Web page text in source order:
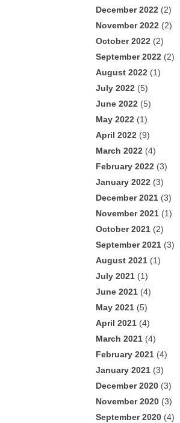
December 2022 (2)
November 2022 (2)
October 2022 (2)
September 2022 (2)
August 2022 (1)
July 2022 (5)
June 2022 (5)
May 2022 (1)
April 2022 (9)
March 2022 (4)
February 2022 (3)
January 2022 (3)
December 2021 (3)
November 2021 (1)
October 2021 (2)
September 2021 (3)
August 2021 (1)
July 2021 (1)
June 2021 (4)
May 2021 (5)
April 2021 (4)
March 2021 (4)
February 2021 (4)
January 2021 (3)
December 2020 (3)
November 2020 (3)
September 2020 (4)